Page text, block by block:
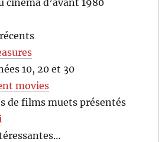
cinéma d’avant 1980
10, 20 et 30
movies
de films muets présentés